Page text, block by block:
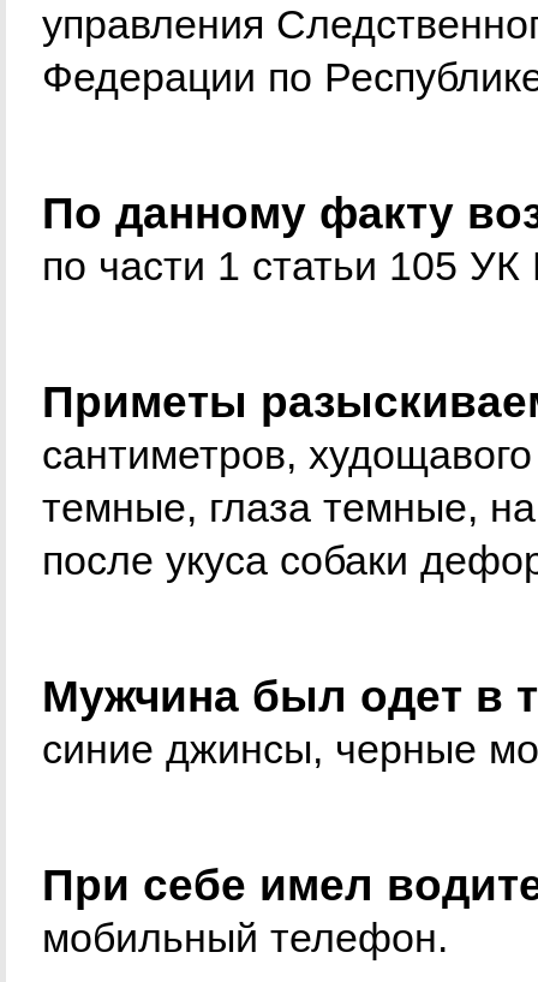
управления
Федерации по
По данному факту
по части 1 статьи 105
Приметы
сантиметров,
темные, глаза темные,
после укуса собаки
Мужчина был одет в
синие джинсы, черные
При себе имел
мобильный телефон.